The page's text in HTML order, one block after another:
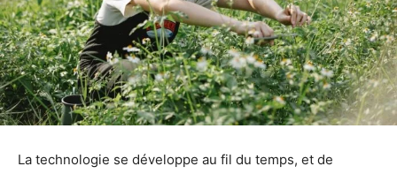
La technologie se développe au fil du temps, et de